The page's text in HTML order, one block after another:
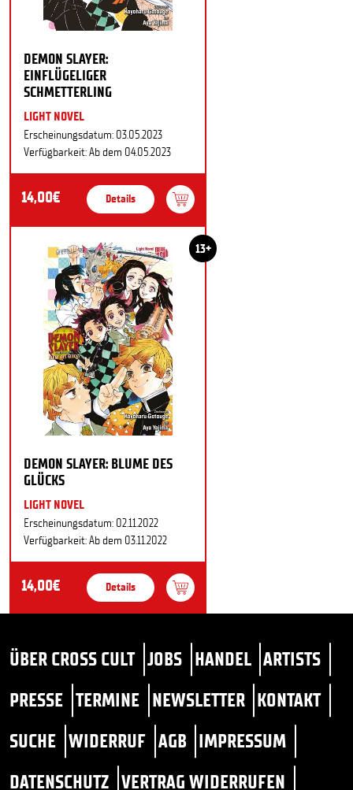
DEMON SLAYER:
EINFLÜGELIGER
SCHMETTERLING
LIGHT NOVEL
Erscheinungsdatum: 03.05.2023
Verfügbarkeit: Ab dem 04.05.2023
14,00€ Details
13+
DEMON SLAYER: BLUME DES
GLÜCKS
LIGHT NOVEL
Erscheinungsdatum: 02.11.2022
Verfügbarkeit: Ab dem 03.11.2022
14,00€ Details
ÜBER CROSS CULT JOBS HANDEL ARTISTS
PRESSE TERMINE NEWSLETTER KONTAKT
SUCHE WIDERRUF AGB IMPRESSUM
DATENSCHUTZ VERTRAG WIDERRUFEN